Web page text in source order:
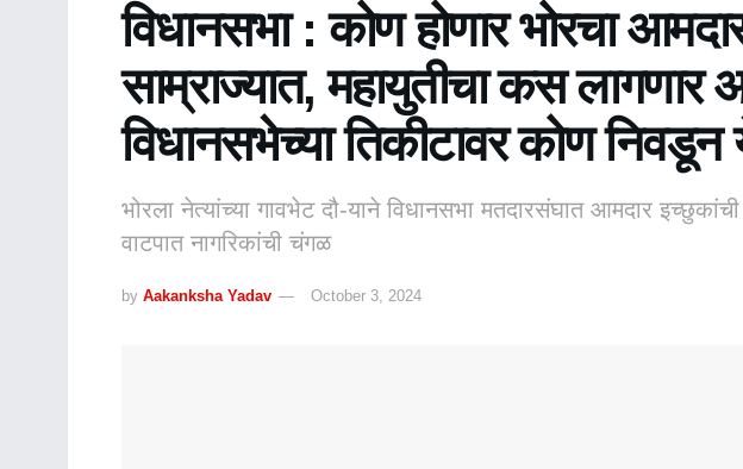
विधानसभा : कोण होणार भोरचा
साम्राज्यात, महायुतीचा कस लागणार
विधानसभेच्या तिकीटावर कोण निवडून
भोरला नेत्यांच्या गावभेट दौ-याने विधानसभा मतदारसंघात आमदार
वाटपात नागरिकांची चंगळ
by Aakanksha Yadav October 3, 2024